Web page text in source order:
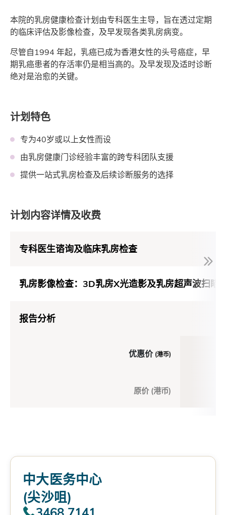
本院的乳房健康检查计划由专科医生主导，旨在透过定期
的临床评估及影像检查，及早发现各类乳房病变。
尽管自1994 年起，乳癌已成为香港女性的头号癌症，早
期乳癌患者的存活率仍是相当高的。及早发现及适时诊断
绝对是治愈的关键。
计划特色
专为40岁或以上女性而设
由乳房健康门诊经验丰富的跨专科团队支援
提供一站式乳房检查及后续诊断服务的选择
计划内容详情及收费
专科医生谘询及临床乳房检查
乳房影像检查：3D乳房X光造影及乳房超声波扫瞄
报告分析
优惠价 (港币)
原价 (港币)
中大医务中心
(尖沙咀)